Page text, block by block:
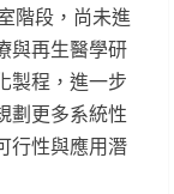
階段，尚未進
與再生醫學研
製程，進一步
劃更多系統性
行性與應用潛